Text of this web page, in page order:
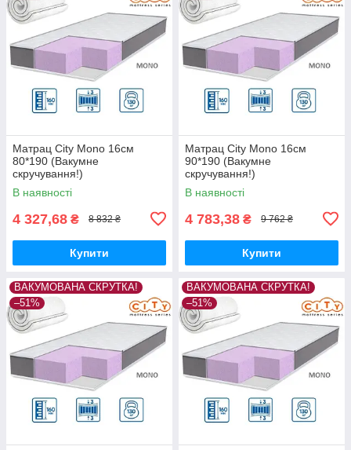
Матрац City Mono 16см
80*190 (Вакумне
скручування!)
В наявності
4 327,68 ₴ 8 832 ₴
Купити
Матрац City Mono 16см
90*190 (Вакумне
скручування!)
В наявності
4 783,38 ₴ 9 762 ₴
Купити
ВАКУМОВАНА СКРУТКА!
–51%
ВАКУМОВАНА СКРУТКА!
–51%